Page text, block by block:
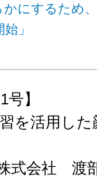
にするため
」
】
活用した
式会社 渡